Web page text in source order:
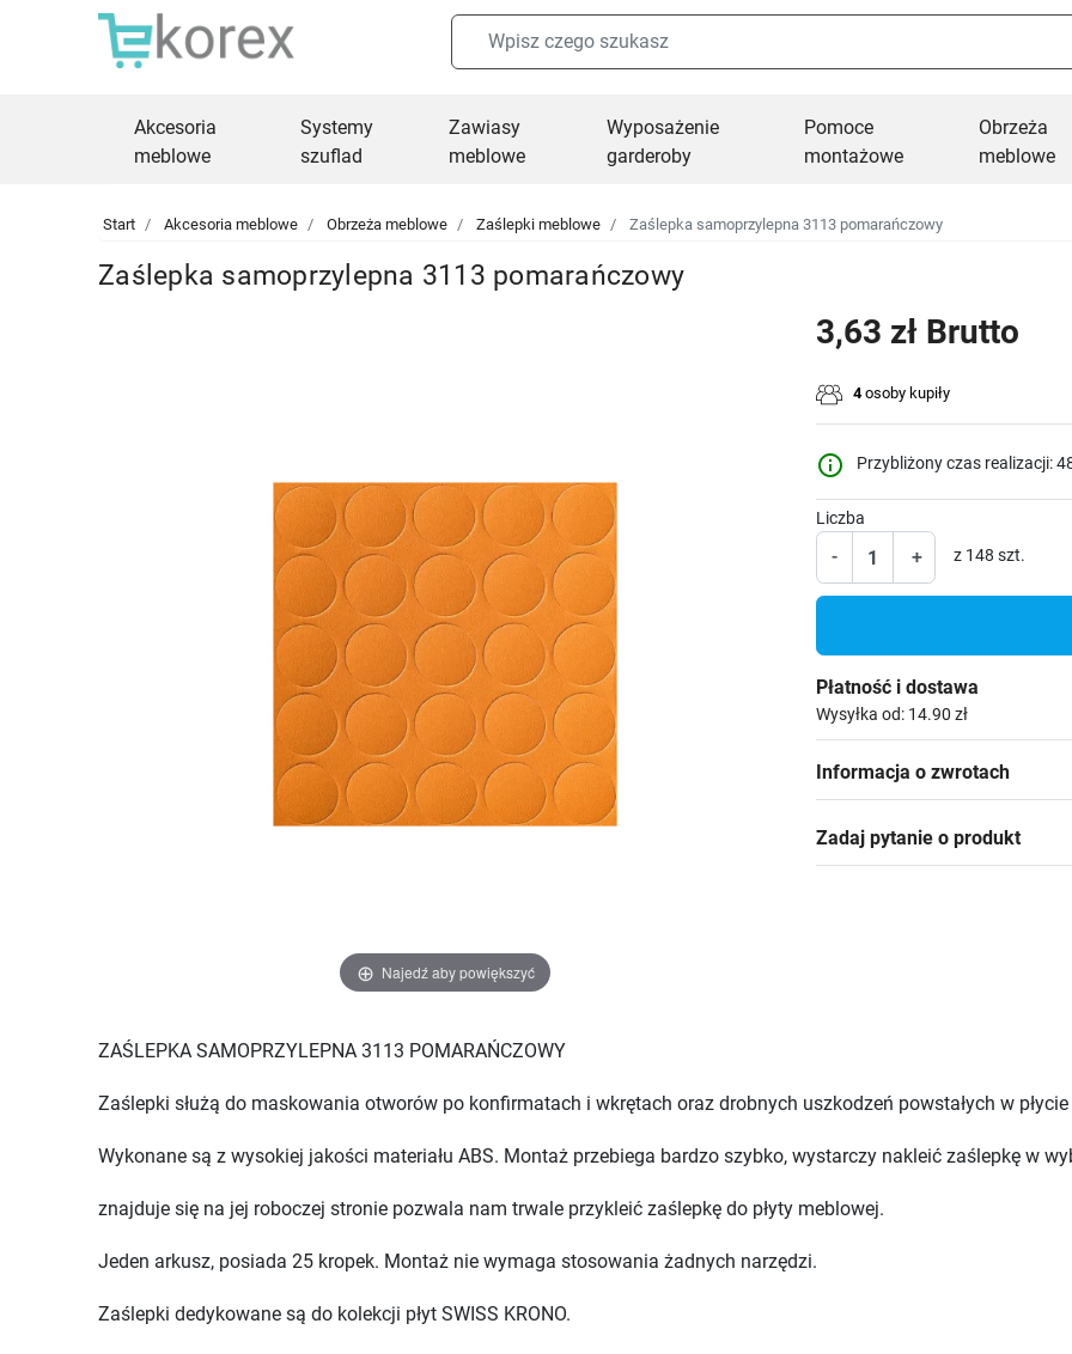
Akcesoria
meblowe
Systemy
szuflad
Zawiasy
meblowe
Wyposażenie
garderoby
Pomoce
montażowe
Obrzeża
meblowe
Start Akcesoria meblowe Obrzeża meblowe Zaślepki meblowe Zaślepka samoprzylepna 3113 pomarańczowy
Zaślepka samoprzylepna 3113 pomarańczowy
Najedź aby powiększyć
3,63 zł Brutto
4osoby kupiły
info_outline Przybliżony czas realizacji:
Liczba
- + z 148 szt.
Płatność i dostawa
Wysyłka od: 14.90 zł
Informacja o zwrotach
Zadaj pytanie o produkt
ZAŚLEPKA SAMOPRZYLEPNA 3113 POMARAŃCZOWY
Zaślepki służą do maskowania otworów po konfirmatach i wkrętach oraz drobnych uszkodzeń powstałych w
Wykonane są z wysokiej jakości materiału ABS. Montaż przebiega bardzo szybko, wystarczy nakleić zaślepkę w
znajduje się na jej roboczej stronie pozwala nam trwale przykleić zaślepkę do płyty meblowej.
Jeden arkusz, posiada 25 kropek. Montaż nie wymaga stosowania żadnych narzędzi.
Zaślepki dedykowane są do kolekcji płyt SWISS KRONO.